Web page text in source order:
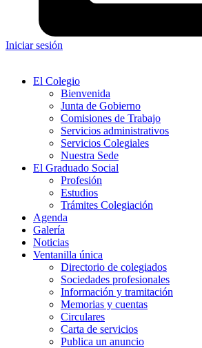
Iniciar sesión
El Colegio
Bienvenida
Junta de Gobierno
Comisiones de Trabajo
Servicios administrativos
Servicios Colegiales
Nuestra Sede
El Graduado Social
Profesión
Estudios
Trámites Colegiación
Agenda
Galería
Noticias
Ventanilla única
Directorio de colegiados
Sociedades profesionales
Información y tramitación
Memorias y cuentas
Circulares
Carta de servicios
Publica un anuncio